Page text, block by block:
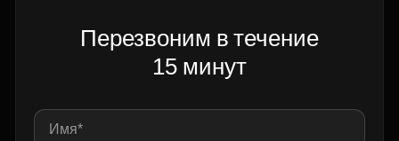
Перезвоним в течение
15 минут